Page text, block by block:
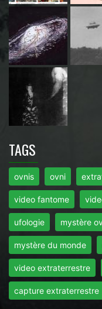
TAGS
ovnis ovni
video fantome
ufologie mystère
mystère du monde
video extraterrestre
capture extraterrestre